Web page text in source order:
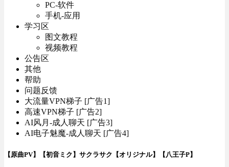
PC-软件
手机-应用
学习区
图文教程
视频教程
公告区
其他
帮助
问题反馈
大流量VPN梯子 [广告1]
高速VPN梯子 [广告2]
AI风月-成人聊天 [广告3]
AI电子魅魔-成人聊天 [广告4]
【原曲PV】【初音ミク】サクラサク【オリジナル】【八王子P】